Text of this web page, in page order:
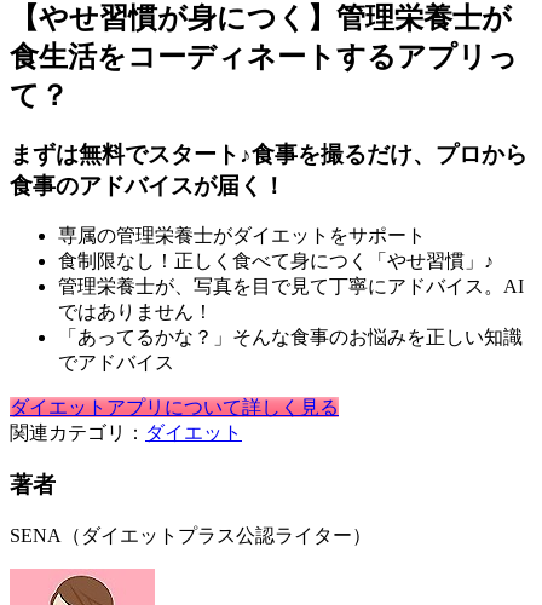
【やせ習慣が身につく】管理栄養士が
食生活をコーディネートするアプリっ
て？
まずは無料でスタート♪食事を撮るだけ、プロから
食事のアドバイスが届く！
専属の管理栄養士がダイエットをサポート
食制限なし！正しく食べて身につく「やせ習慣」♪
管理栄養士が、写真を目で見て丁寧にアドバイス。AI
ではありません！
「あってるかな？」そんな食事のお悩みを正しい知識
でアドバイス
ダイエットアプリについて詳しく見る
関連カテゴリ： ダイエット
著者
SENA（ダイエットプラス公認ライター）